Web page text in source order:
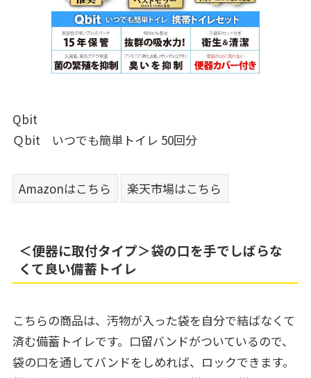
Qbit
Ｑbit いつでも簡単トイレ 50回分
Amazonはこちら 楽天市場はこちら
＜便器に取付タイプ＞袋の口を手でしばらな
くて良い備蓄トイレ
こちらの商品は、汚物が入った袋を自分で結ばなくて
済む備蓄トイレです。口留バンドがついているので、
袋の口を通してバンドをしめれば、ロックできます。